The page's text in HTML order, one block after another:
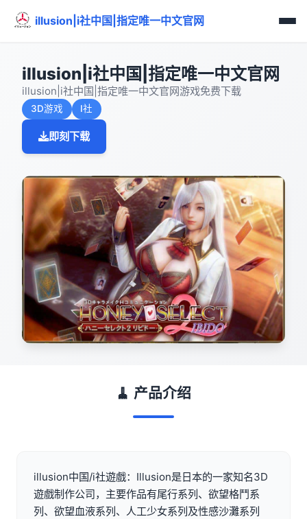
illusion|i社中国|指定唯一中文官网
illusion|i社中国|指定唯一中文官网
illusion|i社中国|指定唯一中文官网游戏免费下载
3D游戏 I社
即刻下载
🧹 产品介绍
illusion中国/i社遊戲：Illusion是日本的一家知名3D
遊戲制作公司，主要作品有尾行系列、欲望格鬥系
列、欲望血液系列、人工少女系列及性感沙灘系列